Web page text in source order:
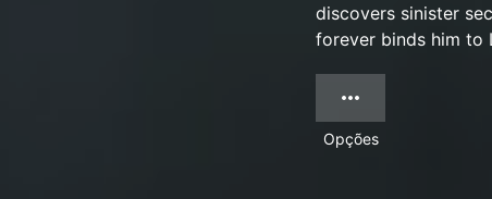
discovers sinister
forever binds him to
Opções